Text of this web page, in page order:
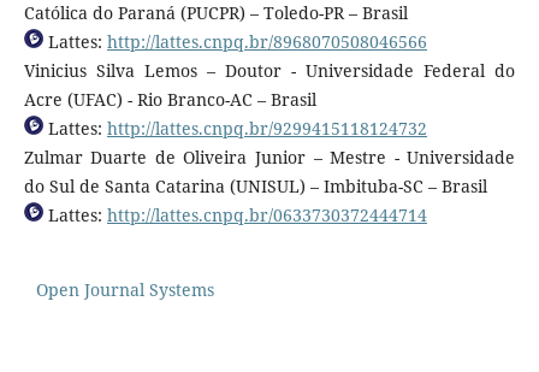
Católica do Paraná (PUCPR) – Toledo-PR – Brasil
Lattes: http://lattes.cnpq.br/8968070508046566
Vinicius Silva Lemos – Doutor - Universidade Federal do
Acre (UFAC) - Rio Branco-AC – Brasil
Lattes: http://lattes.cnpq.br/9299415118124732
Zulmar Duarte de Oliveira Junior – Mestre - Universidade
do Sul de Santa Catarina (UNISUL) – Imbituba-SC – Brasil
Lattes: http://lattes.cnpq.br/0633730372444714
Open Journal Systems